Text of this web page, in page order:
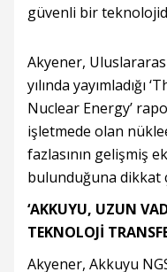
güvenli bir
Akyener,
yılında yayımladığı
Nuclear Energy’
işletmede olan
fazlasının gelişmiş
bulunduğuna dikkat
‘AKKUYU, UZUN
TEKNOLOJİ
Akyener, Akkuyu